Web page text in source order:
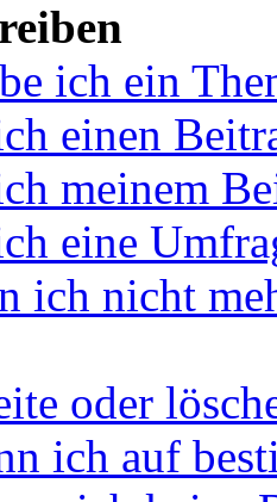
ich ein
einen
meinem
eine
ich nicht
oder
ich auf